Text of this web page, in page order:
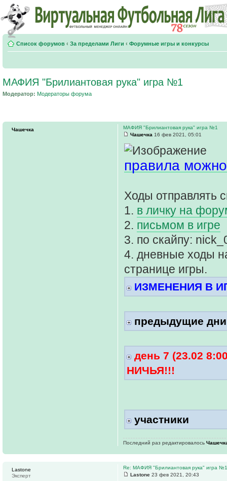
Список форумов ‹ За пределами Лиги ‹ Форумные игры и конкурсы
МАФИЯ "Брилиантовая рука" игра №1
Модератор: Модераторы форума
МАФИЯ "Брилиантовая рука" игра №1
Чашечка 16 фев 2021, 05:01
правила
Ходы отправлять
1. в личку на
2. письмом в игре
3. по скайпу:
4. дневные ходы
странице игры.
ИЗМЕНЕНИЯ В
предыдущие дни
день 7 (23.02
НИЧЬЯ!!!
участники
Последний раз редактировалось
Чашечка
Re: МАФИЯ "Брилиантовая рука" игра №1
Lastone 23 фев 2021, 20:43
Lastone
Эксперт